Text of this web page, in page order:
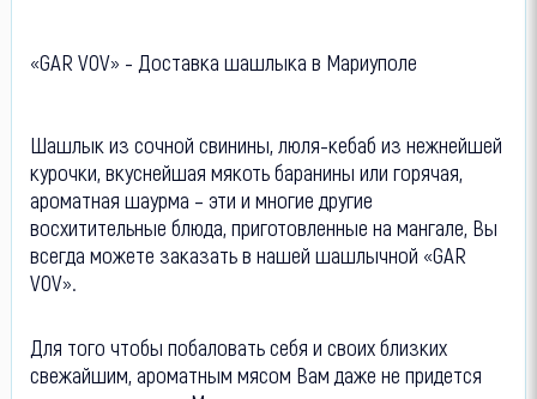
«GAR VOV» - Доставка шашлыка в Мариуполе
Шашлык из сочной свинины, люля-кебаб из нежнейшей
курочки, вкуснейшая мякоть баранины или горячая,
ароматная шаурма – эти и многие другие
восхитительные блюда, приготовленные на мангале, Вы
всегда можете заказать в нашей шашлычной «GAR
VOV».
Для того чтобы побаловать себя и своих близких
свежайшим, ароматным мясом Вам даже не придется